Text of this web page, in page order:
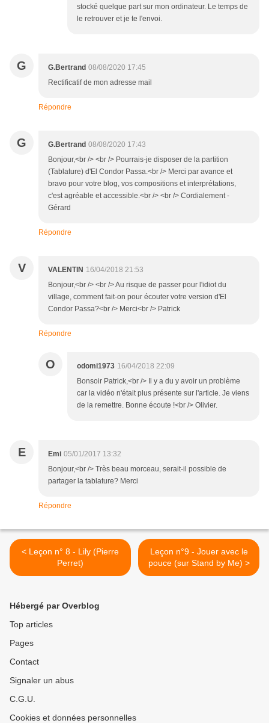
stocké quelque part sur mon ordinateur. Le temps de
le retrouver et je te l'envoi.
G G.Bertrand 08/08/2020 17:45
Rectificatif de mon adresse mail
Répondre
G G.Bertrand 08/08/2020 17:43
Bonjour,<br /> <br /> Pourrais-je disposer de la partition
(Tablature) d'El Condor Passa.<br /> Merci par avance et
bravo pour votre blog, vos compositions et interprétations,
c'est agréable et accessible.<br /> <br /> Cordialement -
Gérard
Répondre
V VALENTIN 16/04/2018 21:53
Bonjour,<br /> <br /> Au risque de passer pour l'idiot du
village, comment fait-on pour écouter votre version d'El
Condor Passa?<br /> Merci<br /> Patrick
Répondre
O odomi1973 16/04/2018 22:09
Bonsoir Patrick,<br /> Il y a du y avoir un problème
car la vidéo n'était plus présente sur l'article. Je viens
de la remettre. Bonne écoute !<br /> Olivier.
E Emi 05/01/2017 13:32
Bonjour,<br /> Très beau morceau, serait-il possible de
partager la tablature? Merci
Répondre
< Leçon n° 8 - Lily (Pierre
Perret)
Leçon n°9 - Jouer avec le
pouce (sur Stand by Me) >
Hébergé par Overblog
Top articles
Pages
Contact
Signaler un abus
C.G.U.
Cookies et données personnelles